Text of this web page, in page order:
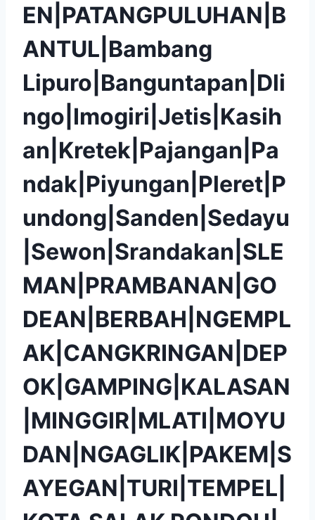
EN|PATANGPULUHAN|B
ANTUL|Bambang
Lipuro|Banguntapan|Dli
ngo|Imogiri|Jetis|Kasih
an|Kretek|Pajangan|Pa
ndak|Piyungan|Pleret|P
undong|Sanden|Sedayu
|Sewon|Srandakan|SLE
MAN|PRAMBANAN|GO
DEAN|BERBAH|NGEMPL
AK|CANGKRINGAN|DEP
OK|GAMPING|KALASAN
|MINGGIR|MLATI|MOYU
DAN|NGAGLIK|PAKEM|S
AYEGAN|TURI|TEMPEL|